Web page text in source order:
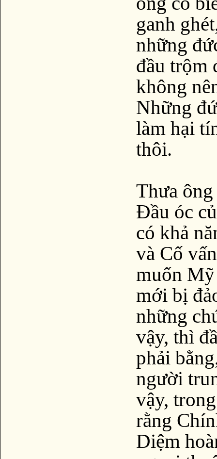
ganh
những
đầu trộm
không
Những
làm hại
thôi.
Thưa
Đầu óc
có khả
và Cố
muốn
mới bị
những
vậy, thì
phải
người
vậy,
rằng
Diệm